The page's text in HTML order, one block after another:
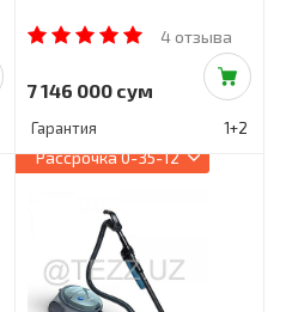
4 отзыва
7 146 000 сум
Гарантия 1+2
Рассрочка0-35-12